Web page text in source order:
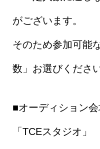
がございます。
そのため参加可能
数」お選びください
■オーディション
「TCEスタジオ」